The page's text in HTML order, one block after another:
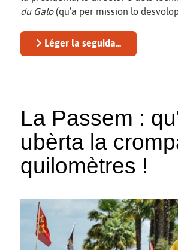
du Galo(qu’a per mission lo
Léger la seguida...
La Passem :
ubèrta la
quilomètres !